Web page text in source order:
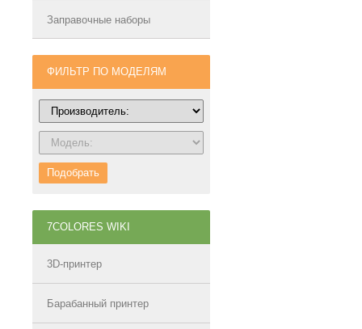
Заправочные наборы
ФИЛЬТР ПО МОДЕЛЯМ
Подобрать
7COLORES WIKI
3D-принтер
Барабанный принтер